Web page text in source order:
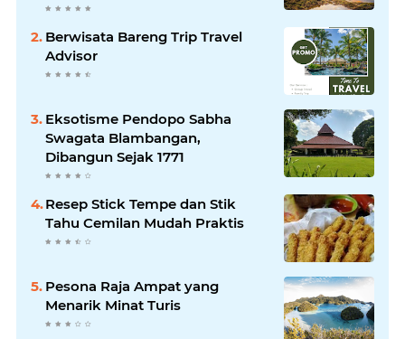
Berwisata Bareng Trip Travel
Advisor
Eksotisme Pendopo Sabha
Swagata Blambangan,
Dibangun Sejak 1771
Resep Stick Tempe dan Stik
Tahu Cemilan Mudah Praktis
Pesona Raja Ampat yang
Menarik Minat Turis